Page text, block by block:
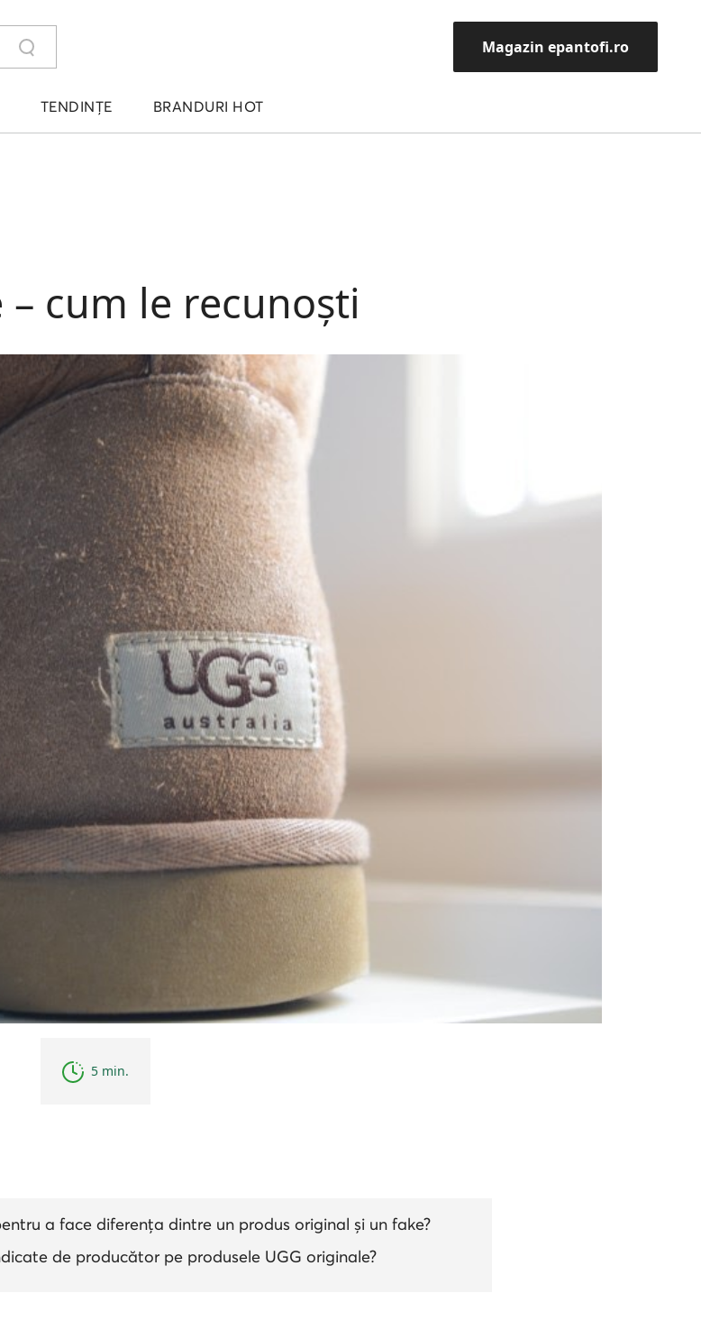
Magazin epantofi.ro
TENDINȚE BRANDURI HOT
cum le recunoști
5 min.
a face diferența dintre un produs original și un fake?
de producător pe produsele UGG originale?